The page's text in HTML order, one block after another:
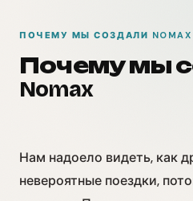
ПОЧЕМУ МЫ СОЗДАЛИ NOMAX
Почему мы
Nomax
Нам надоело видеть, как
невероятные поездки,